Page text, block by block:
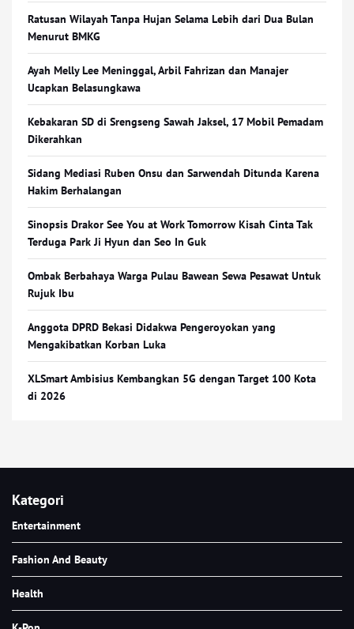
Ratusan Wilayah Tanpa Hujan Selama Lebih dari Dua Bulan
Menurut BMKG
Ayah Melly Lee Meninggal, Arbil Fahrizan dan Manajer
Ucapkan Belasungkawa
Kebakaran SD di Srengseng Sawah Jaksel, 17 Mobil Pemadam
Dikerahkan
Sidang Mediasi Ruben Onsu dan Sarwendah Ditunda Karena
Hakim Berhalangan
Sinopsis Drakor See You at Work Tomorrow Kisah Cinta Tak
Terduga Park Ji Hyun dan Seo In Guk
Ombak Berbahaya Warga Pulau Bawean Sewa Pesawat Untuk
Rujuk Ibu
Anggota DPRD Bekasi Didakwa Pengeroyokan yang
Mengakibatkan Korban Luka
XLSmart Ambisius Kembangkan 5G dengan Target 100 Kota
di 2026
Kategori
Entertainment
Fashion And Beauty
Health